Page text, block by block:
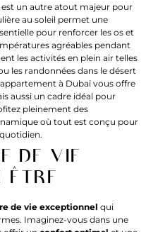
un autre atout majeur pour
au soleil permet une
pour renforcer les os et
agréables pendant
les activités en plein air telles
les randonnées dans le désert
à Dubaï vous offre
aussi un cadre idéal pour
pleinement des
où tout est conçu pour
de vie
être
de vie exceptionnel qui
Imaginez-vous dans une